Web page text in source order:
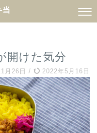
開けた気分
月26日 / 2022年5月16日